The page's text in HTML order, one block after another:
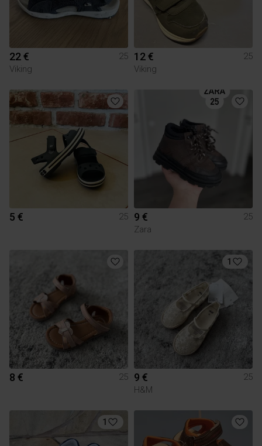
22 €
25
Viking
12 €
25
Viking
5 € 25 9 €
25
Zara
8 € 25
1
9 €
25
H&M
1